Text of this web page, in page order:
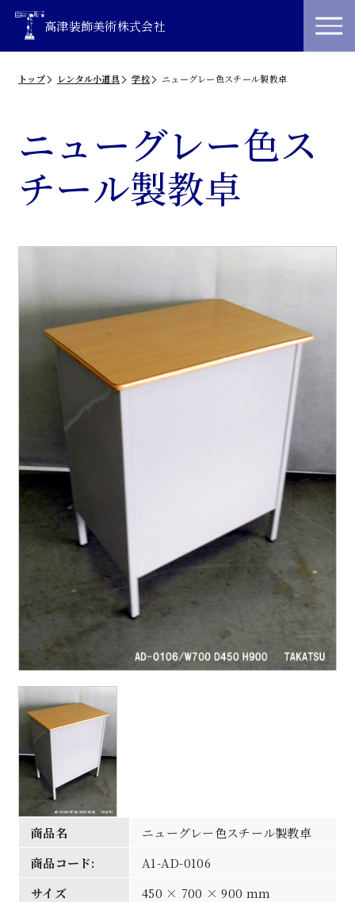
高津装飾美術株式会社
トップ レンタル小道具 学校 ニューグレー色スチール製教卓
ニューグレー色ス
チール製教卓
商品名
ニューグレー色スチール製教卓
商品コード:
A1-AD-0106
サイズ
450 × 700 × 900 mm